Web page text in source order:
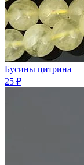
Бусины цитрина
25 ₽